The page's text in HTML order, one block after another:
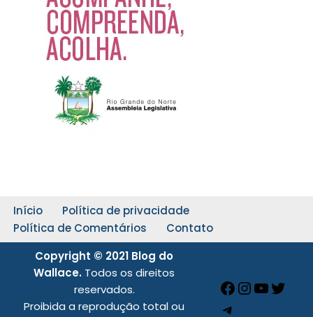
Início
Política de privacidade
Política de Comentários
Contato
Copyright © 2021 Blog do
Wallace. Todos os direitos
reservados.
Proibida a reprodução total ou